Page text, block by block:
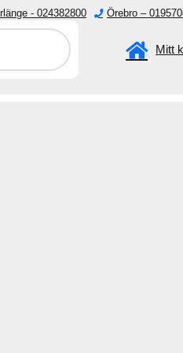
- 024382800 Örebro –
Mitt
Verktyg Övrigt